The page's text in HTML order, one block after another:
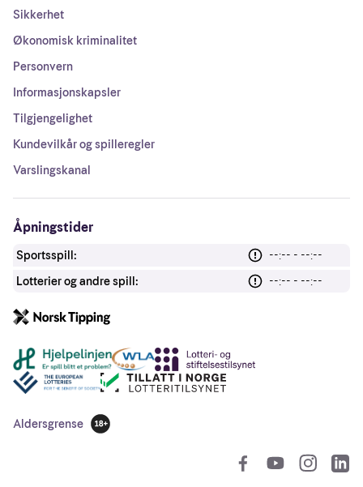
Sikkerhet
Økonomisk kriminalitet
Personvern
Informasjonskapsler
Tilgjengelighet
Kundevilkår og spilleregler
Varslingskanal
Åpningstider
Sportsspill:
--:-- - --:--
Lotterier og andre spill:
--:-- - --:--
Andre lenker
Aldersgrense
18 år